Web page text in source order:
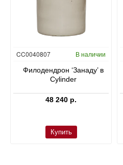
CC0040807 В наличии
Филодендрон ‘Занаду’ в
Cylinder
48 240 р.
Купить